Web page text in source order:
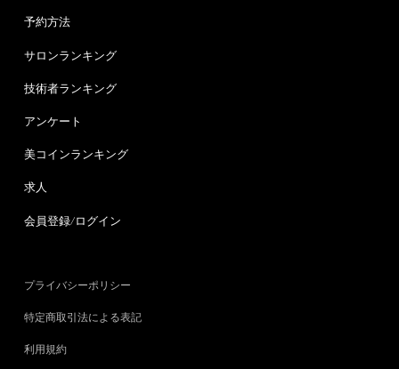
予約方法
サロンランキング
技術者ランキング
アンケート
美コインランキング
求人
会員登録/ログイン
プライバシーポリシー
特定商取引法による表記
利用規約